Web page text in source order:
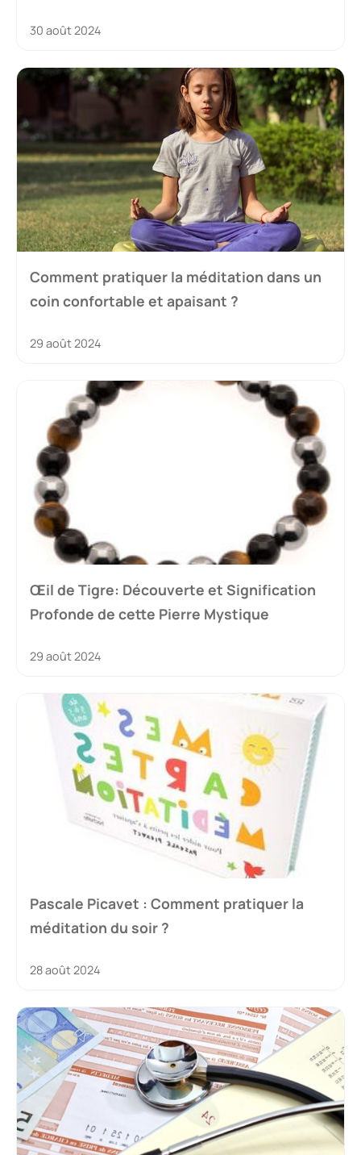
30 août 2024
Comment pratiquer la méditation dans un
coin confortable et apaisant ?
29 août 2024
Œil de Tigre: Découverte et Signification
Profonde de cette Pierre Mystique
29 août 2024
Pascale Picavet : Comment pratiquer la
méditation du soir ?
28 août 2024